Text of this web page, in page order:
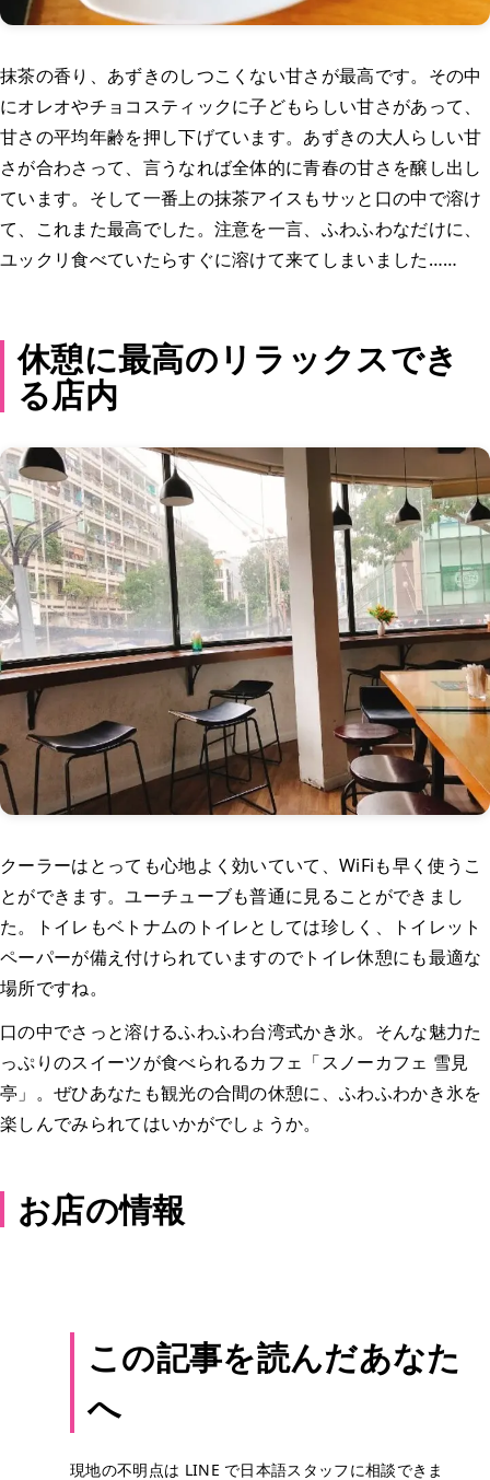
抹茶の香り、あずきのしつこくない甘さが最高です。その中
にオレオやチョコスティックに子どもらしい甘さがあって、
甘さの平均年齢を押し下げています。あずきの大人らしい甘
さが合わさって、言うなれば全体的に青春の甘さを醸し出し
ています。そして一番上の抹茶アイスもサッと口の中で溶け
て、これまた最高でした。注意を一言、ふわふわなだけに、
ユックリ食べていたらすぐに溶けて来てしまいました……
休憩に最高のリラックスでき
る店内
クーラーはとっても心地よく効いていて、WiFiも早く使うこ
とができます。ユーチューブも普通に見ることができまし
た。トイレもベトナムのトイレとしては珍しく、トイレット
ペーパーが備え付けられていますのでトイレ休憩にも最適な
場所ですね。
口の中でさっと溶けるふわふわ台湾式かき氷。そんな魅力た
っぷりのスイーツが食べられるカフェ「スノーカフェ 雪見
亭」。ぜひあなたも観光の合間の休憩に、ふわふわかき氷を
楽しんでみられてはいかがでしょうか。
お店の情報
この記事を読んだあなた
へ
現地の不明点は LINE で日本語スタッフに相談できま